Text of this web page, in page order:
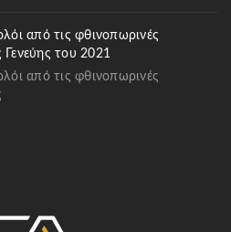
από τις φθινοπωρινές
Γενεύης του 2021
από τις φθινοπωρινές